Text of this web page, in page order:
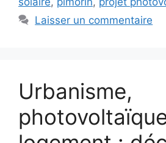
Laisser un commentaire
Urbanisme,